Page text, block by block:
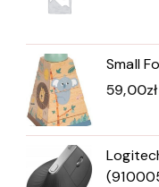
Small
59,00zł